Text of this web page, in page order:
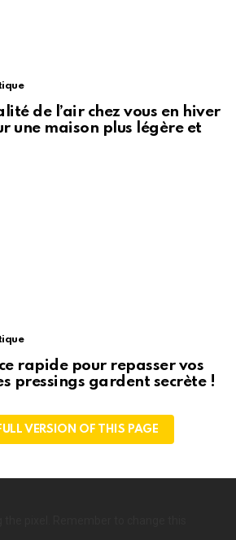
de l’air chez vous en hiver
une maison plus légère et
rapide pour repasser vos
pressings gardent secrète !
VERSION OF THIS PAGE